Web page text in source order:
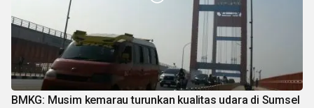
BMKG: Musim kemarau turunkan kualitas udara di Sumsel